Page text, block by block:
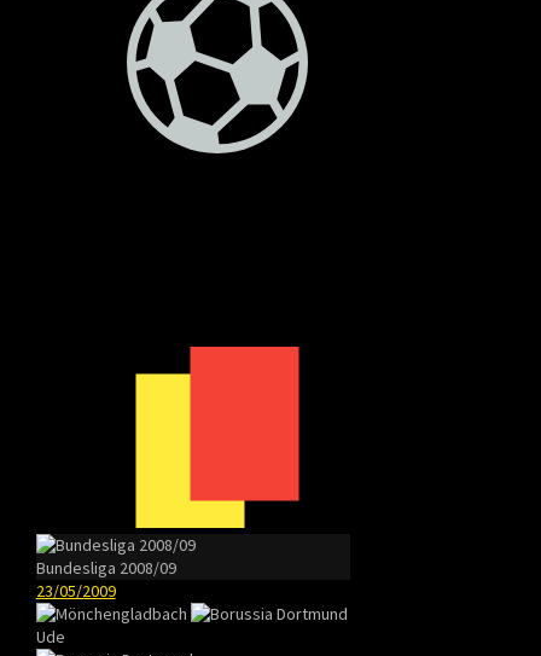
Bundesliga 2008/09
23/05/2009
Ude